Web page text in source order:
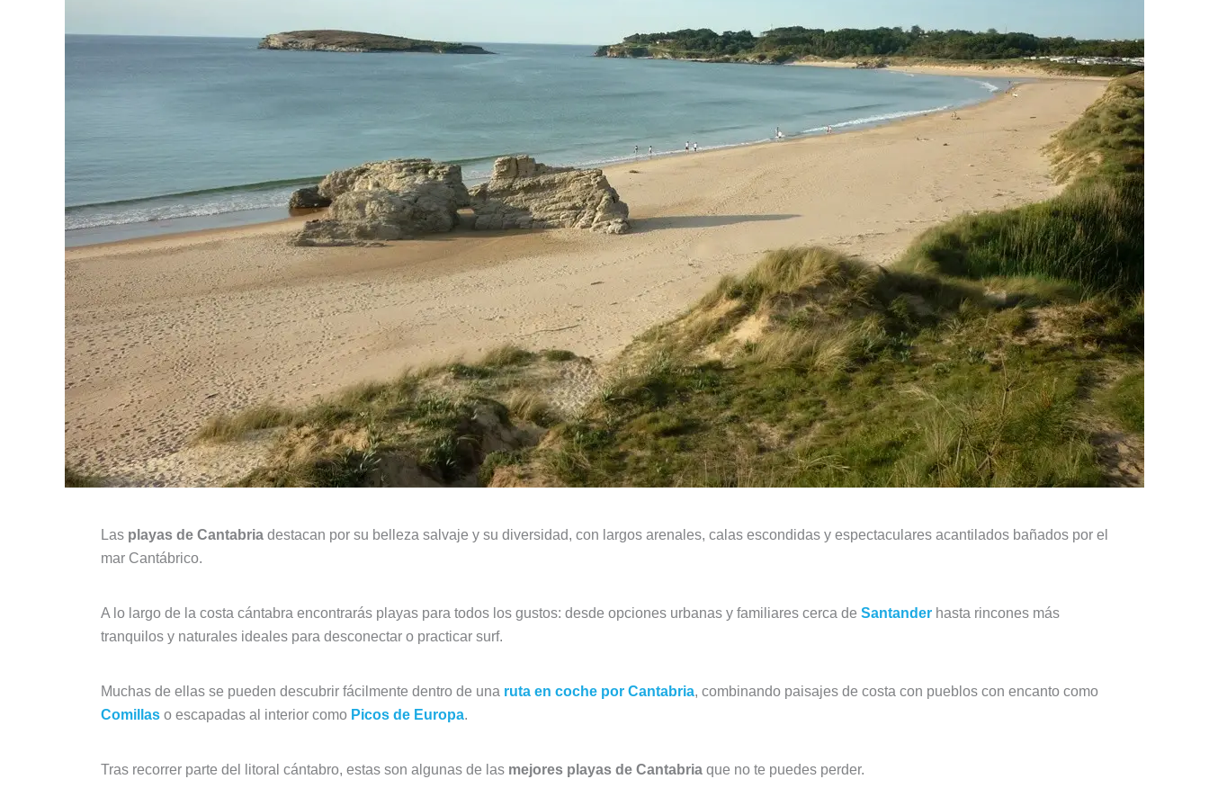
Las playas de Cantabria destacan por su belleza salvaje y su diversidad, con largos arenales, calas escondidas y espectaculares acantilados bañados por el
mar Cantábrico.
A lo largo de la costa cántabra encontrarás playas para todos los gustos: desde opciones urbanas y familiares cerca de Santander hasta rincones más
tranquilos y naturales ideales para desconectar o practicar surf.
Muchas de ellas se pueden descubrir fácilmente dentro de una ruta en coche por Cantabria, combinando paisajes de costa con pueblos con encanto como
Comillas o escapadas al interior como Picos de Europa.
Tras recorrer parte del litoral cántabro, estas son algunas de las mejores playas de Cantabria que no te puedes perder.